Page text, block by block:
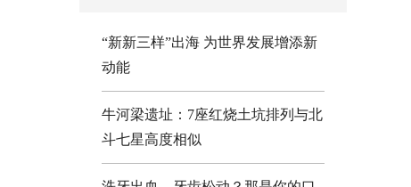
“新新三样”出海 为世界发展增添新
动能
牛河梁遗址：7座红烧土坑排列与北
斗七星高度相似